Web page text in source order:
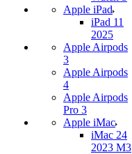
Apple iPad
iPad 11
2025
Apple Airpods
3
Apple Airpods
4
Apple Airpods
Pro 3
Apple iMac
iMac 24
2023 M3